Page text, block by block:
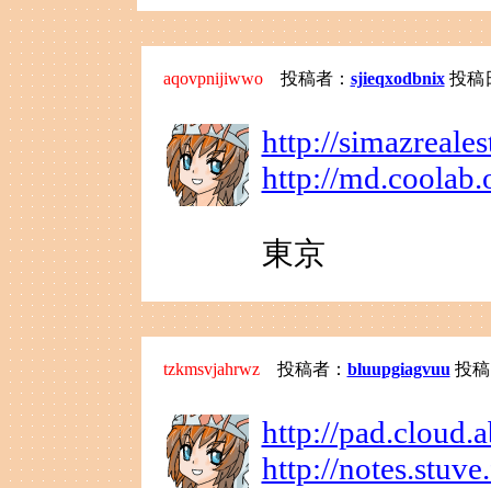
aqovpnijiwwo投稿者： sjieqxodbnix投稿
http://
http://
東京
tzkmsvjahrwz投稿者： bluupgiagvuu 投
http://
http://